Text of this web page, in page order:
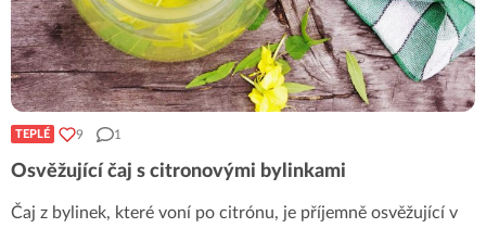
TEPLÉ 9 1
Osvěžující čaj s citronovými bylinkami
Čaj z bylinek, které voní po citrónu, je příjemně osvěžující v